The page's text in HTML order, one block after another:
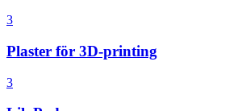
3
Plaster för 3D-printing
3